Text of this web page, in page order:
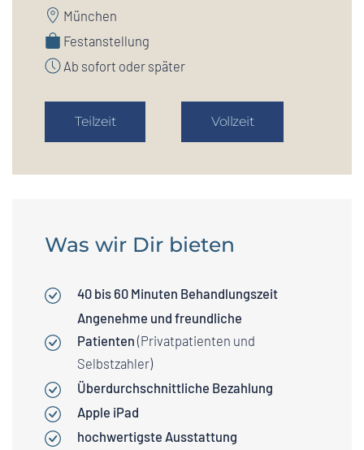
München
Festanstellung
Ab sofort oder später
Teilzeit Vollzeit
Was wir Dir bieten
40 bis 60 Minuten Behandlungszeit
Angenehme und freundliche
Patienten (Privatpatienten und
Selbstzahler)
Überdurchschnittliche Bezahlung
Apple iPad
hochwertigste Ausstattung